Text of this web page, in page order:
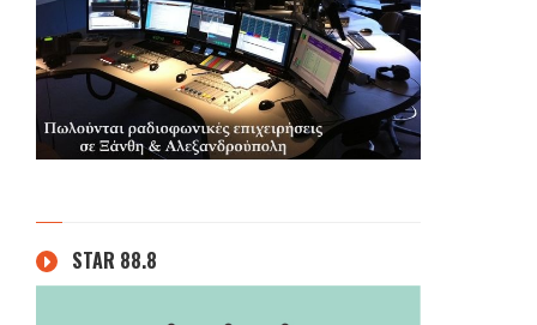
STAR 88.8